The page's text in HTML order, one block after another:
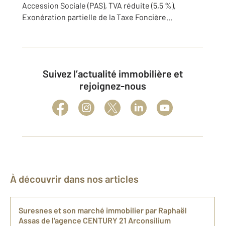
Accession Sociale (PAS), TVA réduite (5,5 %),
Exonération partielle de la Taxe Foncière...
Suivez l’actualité immobilière et
rejoignez-nous
À découvrir dans nos articles
Suresnes et son marché immobilier par Raphaël
Assas de l'agence CENTURY 21 Arconsilium